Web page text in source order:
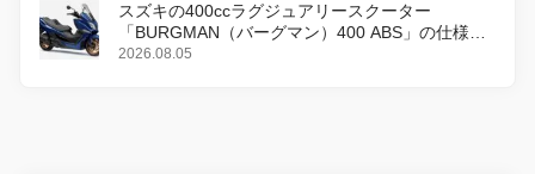
スズキの400ccラグジュアリースクーター
「BURGMAN（バーグマン）400 ABS」の仕様を
変更し、8月18日に発売
2026.08.05